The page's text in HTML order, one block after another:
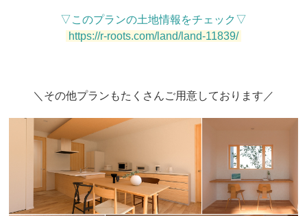
▽このプランの土地情報をチェック▽
https://r-roots.com/land/land-11839/
＼ その他プランもたくさんご用意しております／